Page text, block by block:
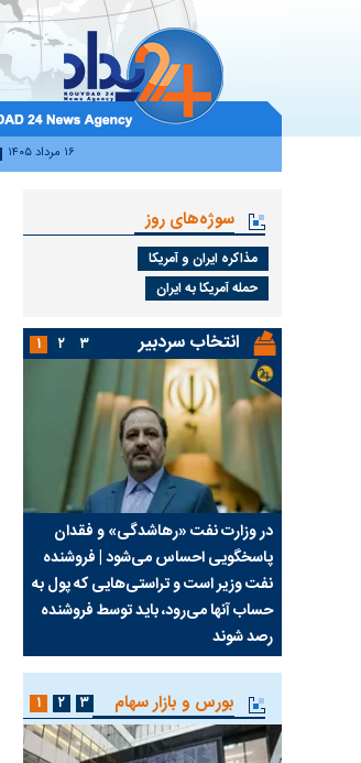
۱۶ مرداد ۱۴۰۵
سوژه‌های روز
مذاکره ایران و آمریکا
حمله آمریکا به ایران
انتخاب سردبیر
در وزارت نفت «رهاشدگی» و فقدان
پاسخگویی احساس می‌شود | فروشنده
نفت وزیر است و تراستی‌هایی که پول به
حساب آنها می‌رود، باید توسط فروشنده
رصد شوند
۱ ۲ ۳
بورس و بازار سهام ۱ ۲ ۳